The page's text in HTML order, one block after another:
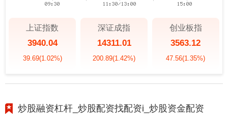
上证指数
3940.04
39.69(1.02%)
深证成指
14311.01
200.89(1.42%)
创业板指
3563.12
47.56(1.35%)
炒股融资杠杆_炒股配资找配资i_炒股资金配资